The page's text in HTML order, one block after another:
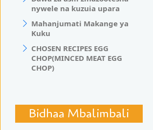
nywele na kuzuia upara
Mahanjumati Makange ya
Kuku
CHOSEN RECIPES EGG
CHOP(MINCED MEAT EGG
CHOP)
Bidhaa Mbalimbali